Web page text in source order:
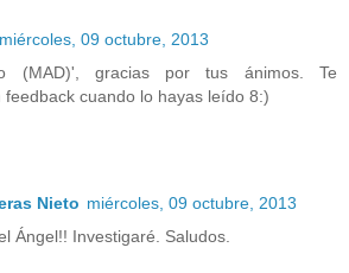
miércoles, 09 octubre, 2013
(MAD)', gracias por tus ánimos. Te
cuando lo hayas leído 8:)
Nieto miércoles, 09 octubre, 2013
Ángel!! Investigaré. Saludos.